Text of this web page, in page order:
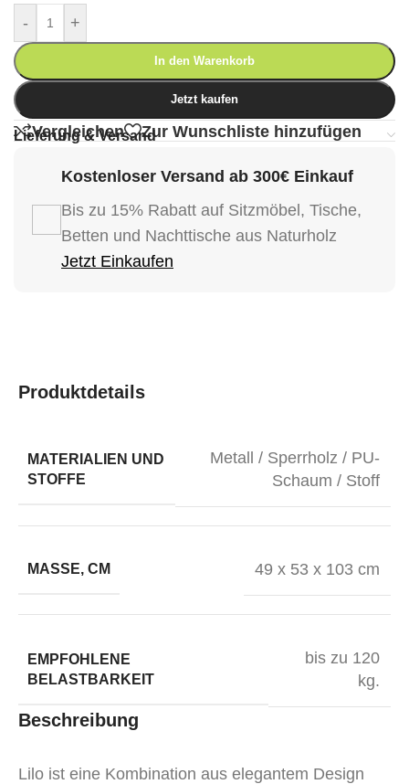
- +
In den Warenkorb
Jetzt kaufen
Vergleichen Zur Wunschliste hinzufügen
Lieferung & Versand
Kostenloser Versand ab 300€ Einkauf
Bis zu 15% Rabatt auf Sitzmöbel, Tische,
Betten und Nachttische aus Naturholz
Jetzt Einkaufen
Produktdetails
MATERIALIEN UND
STOFFE
Metall / Sperrholz / PU-
Schaum / Stoff
MASSE, CM 49 x 53 x 103 cm
EMPFOHLENE
BELASTBARKEIT
bis zu 120
kg.
Beschreibung
Lilo ist eine Kombination aus elegantem Design